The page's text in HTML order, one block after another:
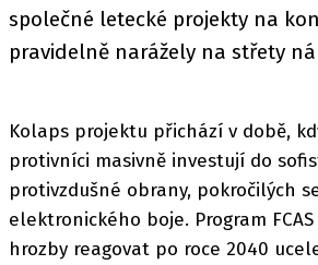
společné letecké projekty na
pravidelně narážely na střety
Kolaps projektu přichází v době,
protivníci masivně investují do
protivzdušné obrany, pokročilých
elektronického boje. Program
hrozby reagovat po roce 2040